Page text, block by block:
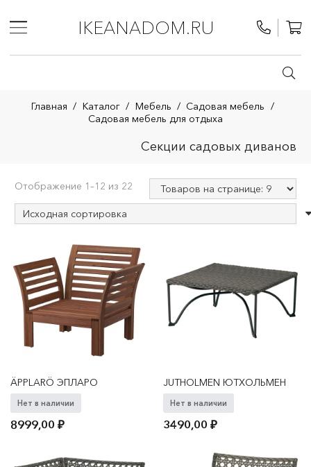
IKEANADOM.RU
Главная / Каталог / Мебель / Садовая мебель /
Садовая мебель для отдыха
Секции садовых диванов
Отображение 1–12 из 22
ÄPPLARÖ ЭПЛАРО
Нет в наличии
8999,00₽
JUTHOLMEN ЮТХОЛЬМЕН
Нет в наличии
3490,00₽